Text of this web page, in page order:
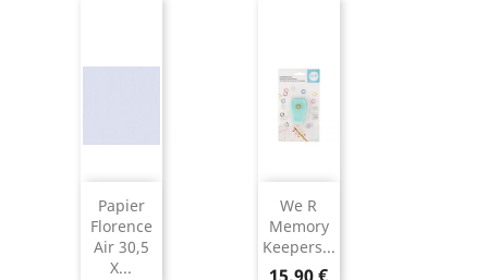
Papier
Florence
Air 30,5
X...
We R
Memory
Keepers...